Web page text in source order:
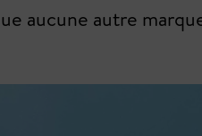
aucune autre